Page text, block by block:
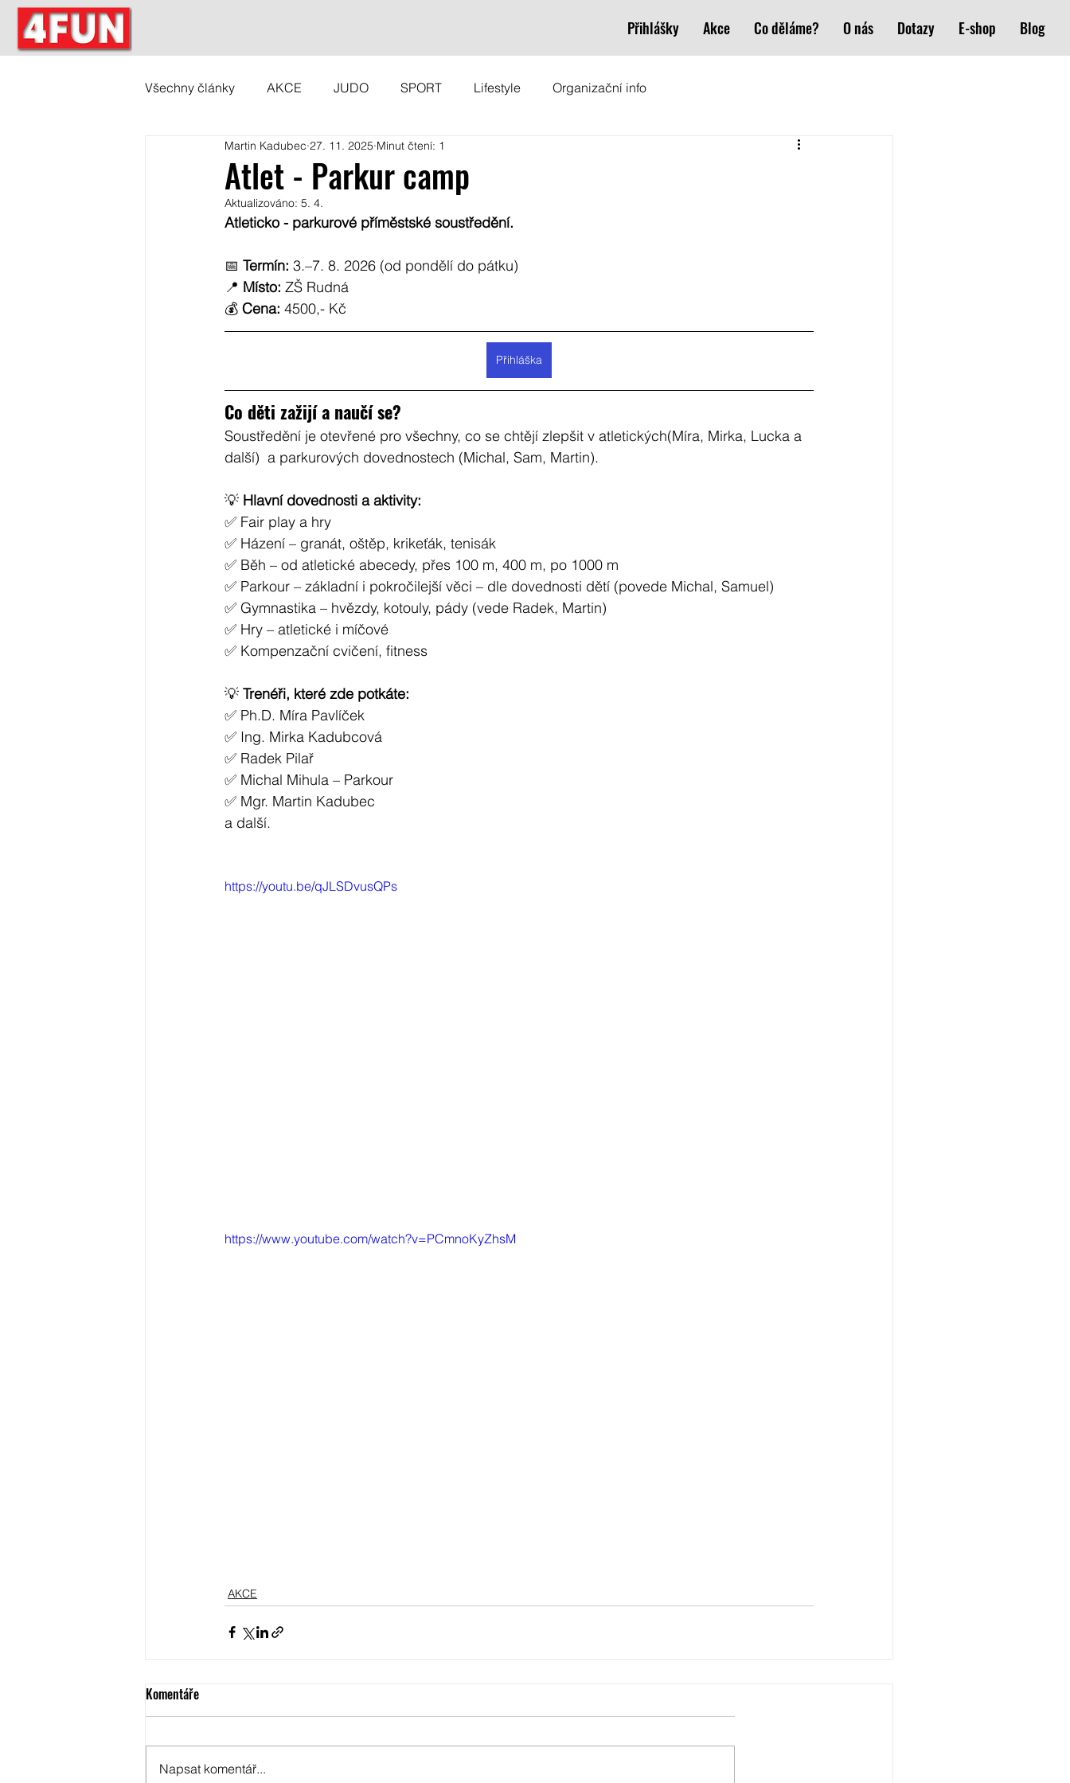
Přihlášky Akce Co děláme? O nás Dotazy E-shop Blog
Všechny články AKCE JUDO SPORT Lifestyle Organizační info
Atlet - Parkur camp
Martin Kadubec 27. 11. 2025 Minut čtení: 1
Aktualizováno: 5. 4.
Atleticko - parkurové příměstské soustředění.
📅 Termín: 3.–7. 8. 2026 (od pondělí do pátku)
📍 Místo: ZŠ Rudná
💰 Cena: 4500,- Kč
Přihláška
Co děti zažijí a naučí se?
Soustředění je otevřené pro všechny, co se chtějí zlepšit v atletických(Míra, Mirka, Lucka a
další)  a parkurových dovednostech (Michal, Sam, Martin).
💡 Hlavní dovednosti a aktivity:
✅ Fair play a hry
✅ Házení – granát, oštěp, krikeťák, tenisák
✅ Běh – od atletické abecedy, přes 100 m, 400 m, po 1000 m
✅ Parkour – základní i pokročilejší věci – dle dovednosti dětí (povede Michal, Samuel)
✅ Gymnastika – hvězdy, kotouly, pády (vede Radek, Martin)
✅ Hry – atletické i míčové
✅ Kompenzační cvičení, fitness
💡 Trenéři, které zde potkáte:
✅ Ph.D. Míra Pavlíček
✅ Ing. Mirka Kadubcová
✅ Radek Pilař
✅ Michal Mihula – Parkour
✅ Mgr. Martin Kadubec
a další.
https://youtu.be/qJLSDvusQPs
https://www.youtube.com/watch?v=PCmnoKyZhsM
AKCE
Komentáře
Napsat komentář...